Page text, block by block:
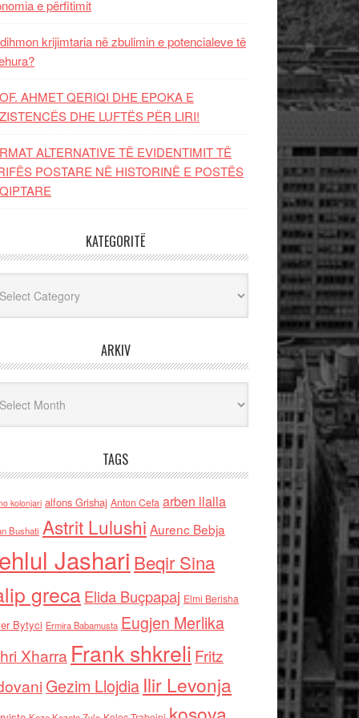
e përfitimit
krijimtaria në zbulimin e potencialeve të
AHMET QERIQI DHE EPOKA E
DHE LUFTЁS PЁR LIRI!
ALTERNATIVE TË EVIDENTIMIT TË
POSTARE NË HISTORINË E POSTËS
KATEGORITË
ARKIV
TAGS
kolonjari alfons Grishaj Anton Cefa arben llalla
Bushati Astrit Lulushi Aurenc Bebja
Jashari Beqir Sina
grecaElida Buçpapaj Elmi Berisha
Bytyci Ermira Babamusta Eugjen Merlika
Xharra Frank shkreli Fritz
Gezim Llojdia Ilir Levonja